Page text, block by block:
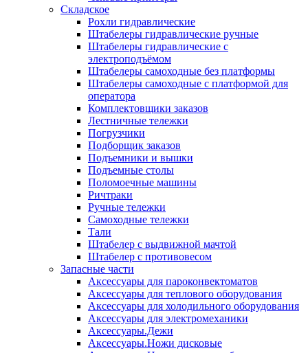
Складское
Рохли гидравлические
Штабелеры гидравлические ручные
Штабелеры гидравлические с
электроподъёмом
Штабелеры самоходные без платформы
Штабелеры самоходные с платформой для
оператора
Комплектовщики заказов
Лестничные тележки
Погрузчики
Подборщик заказов
Подъемники и вышки
Подъемные столы
Поломоечные машины
Ричтраки
Ручные тележки
Самоходные тележки
Тали
Штабелер с выдвижной мачтой
Штабелер с противовесом
Запасные части
Аксессуары для пароконвектоматов
Аксессуары для теплового оборудования
Аксессуары для холодильного оборудования
Аксессуары для электромеханики
Аксессуары.Дежи
Аксессуары.Ножи дисковые